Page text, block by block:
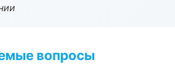
вопросы